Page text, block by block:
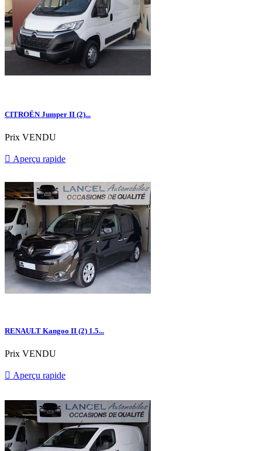
CITROËN Jumper II (2)...
Prix VENDU
 Aperçu rapide
RENAULT Kangoo II (2) 1.5...
Prix VENDU
 Aperçu rapide